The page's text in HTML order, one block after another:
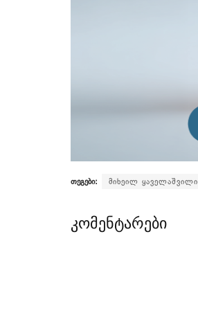
თეგები: მიხეილ ყაველაშვილი
კომენტარები